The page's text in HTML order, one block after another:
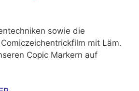
sowie die
mit Läm.
Copic Markern auf